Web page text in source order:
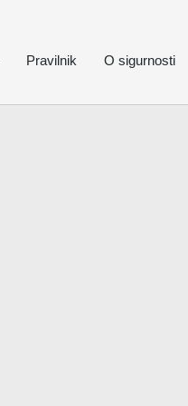
Pravilnik O sigurnosti